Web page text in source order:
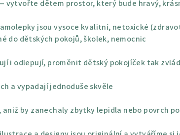
vytvořte dětem prostor, který bude hravý,
jsou vysoce kvalitní, netoxické
do dětských pokojů, školek, nemocnic
i odlepují, proměnit dětský pokojíček tak
a vypadají jednoduše skvěle
aniž by zanechaly zbytky lepidla nebo povrch